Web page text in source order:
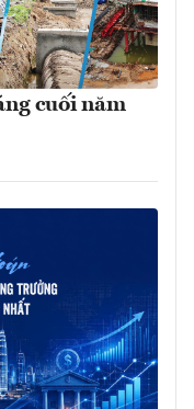
cuối năm